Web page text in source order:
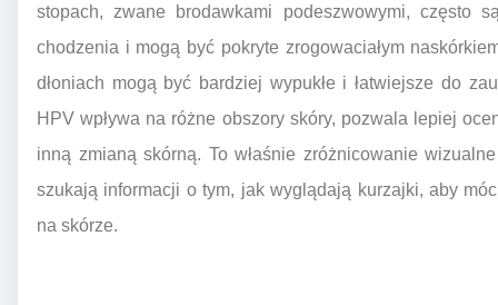
stopach, zwane brodawkami podeszwowymi, często
chodzenia i mogą być pokryte zrogowaciałym
dłoniach mogą być bardziej wypukłe i łatwiejsze do
HPV wpływa na różne obszory skóry, pozwala lepiej
inną zmianą skórną. To właśnie zróżnicowanie
szukają informacji o tym, jak wyglądają kurzajki, aby
na skórze.